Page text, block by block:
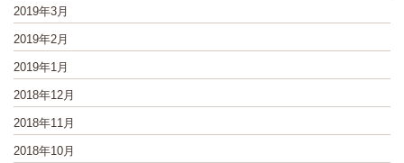
2019年3月
2019年2月
2019年1月
2018年12月
2018年11月
2018年10月